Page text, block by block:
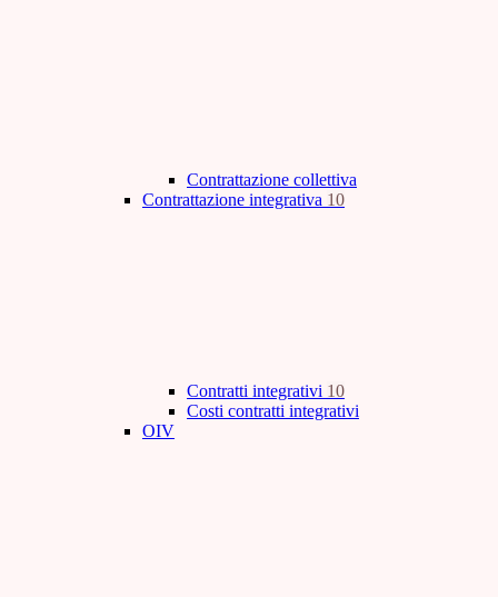
Contrattazione collettiva
Contrattazione integrativa 10
Contratti integrativi 10
Costi contratti integrativi
OIV